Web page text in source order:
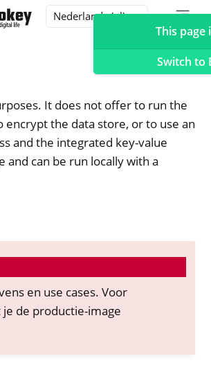
It does not offer to run the
encrypt the data store, or to use an
and the integrated key-value
and can be run locally with a
en use cases. Voor
de productie-image
This page
Switch to